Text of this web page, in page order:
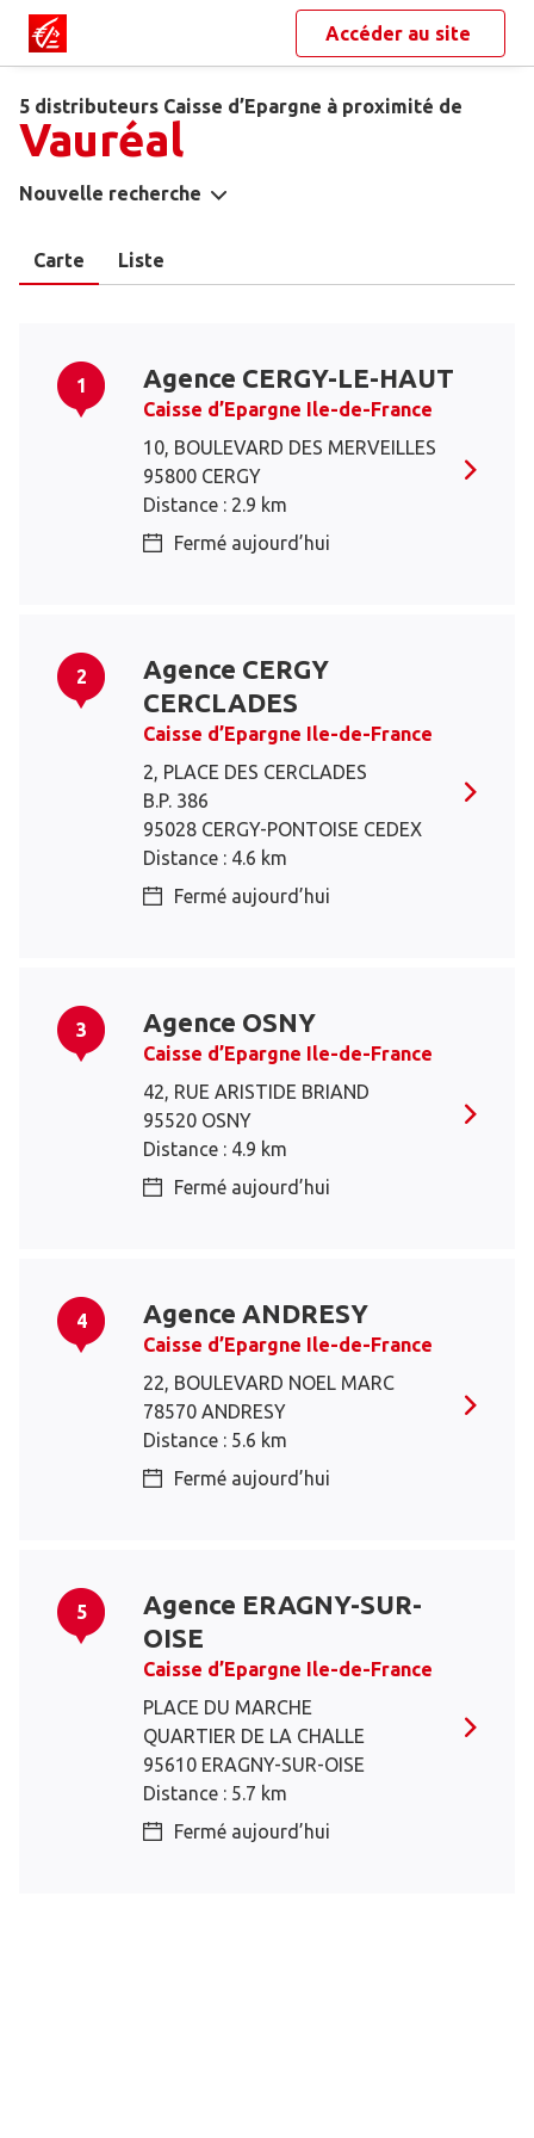
Accéder au site
5 distributeurs Caisse d’Epargne à proximité de
Vauréal
Nouvelle recherche
Carte Liste
1 Agence CERGY-LE-HAUT
Caisse d’Epargne Ile-de-France
10, BOULEVARD DES MERVEILLES
95800 CERGY
Distance : 2.9 km
Fermé aujourd’hui
2
Agence CERGY
CERCLADES
Caisse d’Epargne Ile-de-France
2, PLACE DES CERCLADES
B.P. 386
95028 CERGY-PONTOISE CEDEX
Distance : 4.6 km
Fermé aujourd’hui
3 Agence OSNY
Caisse d’Epargne Ile-de-France
42, RUE ARISTIDE BRIAND
95520 OSNY
Distance : 4.9 km
Fermé aujourd’hui
4 Agence ANDRESY
Caisse d’Epargne Ile-de-France
22, BOULEVARD NOEL MARC
78570 ANDRESY
Distance : 5.6 km
Fermé aujourd’hui
5
Agence ERAGNY-SUR-
OISE
Caisse d’Epargne Ile-de-France
PLACE DU MARCHE
QUARTIER DE LA CHALLE
95610 ERAGNY-SUR-OISE
Distance : 5.7 km
Fermé aujourd’hui